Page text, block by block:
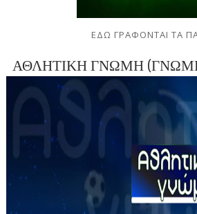
ΕΔΩ ΓΡΑΦΟΝΤΑΙ ΤΑ
ΑΘΛΗΤΙΚΗ ΓΝΩΜΗ